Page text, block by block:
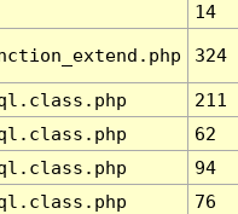
14
324
211
62
94
76